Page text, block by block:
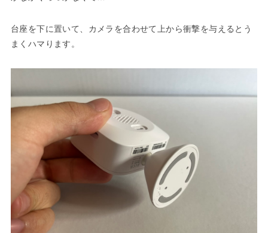
台座を下に置いて、カメラを合わせて上から衝撃を与えるとう
まくハマります。